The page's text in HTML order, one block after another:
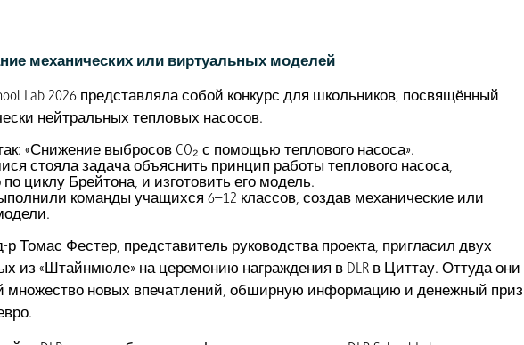
механических или виртуальных моделей
Lab 2026 представляла собой конкурс для школьников, посвящённый
нейтральных тепловых насосов.
«Снижение выбросов CO₂ с помощью теплового насоса».
стояла задача объяснить принцип работы теплового насоса,
циклу Брейтона, и изготовить его модель.
команды учащихся 6–12 классов, создав механические или
р Томас Фестер, представитель руководства проекта, пригласил двух
из «Штайнмюле» на церемонию награждения в DLR в Циттау. Оттуда они
множество новых впечатлений, обширную информацию и денежный приз